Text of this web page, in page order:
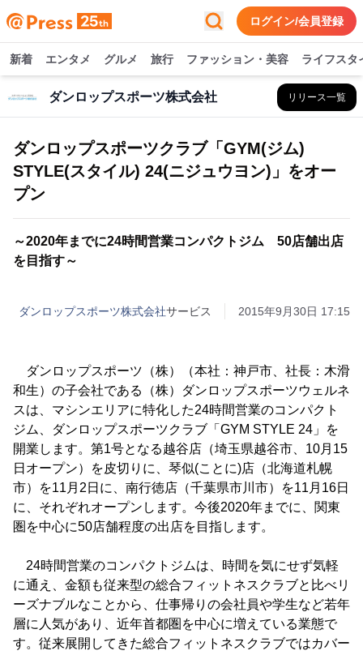
ログイン/会員登録
新着 エンタメ グルメ 旅行 ファッション・美容 ライフスタ
ダンロップスポーツ株式会社 リリース一覧
ダンロップスポーツクラブ「GYM(ジム)
STYLE(スタイル) 24(ニジュウヨン)」をオー
プン
～2020年までに24時間営業コンパクトジム 50店舗出店
を目指す～
ダンロップスポーツ株式会社サービス 2015年9月30日 17:15
ダンロップスポーツ（株）（本社：神戸市、社長：木滑
和生）の子会社である（株）ダンロップスポーツウェルネ
スは、マシンエリアに特化した24時間営業のコンパクト
ジム、ダンロップスポーツクラブ「GYM STYLE 24」を
開業します。第1号となる越谷店（埼玉県越谷市、10月15
日オープン）を皮切りに、琴似(ことに)店（北海道札幌
市）を11月2日に、南行徳店（千葉県市川市）を11月16日
に、それぞれオープンします。今後2020年までに、関東
圏を中心に50店舗程度の出店を目指します。
24時間営業のコンパクトジムは、時間を気にせず気軽
に通え、金額も従来型の総合フィットネスクラブと比べリ
ーズナブルなことから、仕事帰りの会社員や学生など若年
層に人気があり、近年首都圏を中心に増えている業態で
す。従来展開してきた総合フィットネスクラブではカバー